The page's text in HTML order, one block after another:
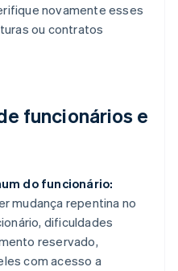
novamente esses
ou contratos
funcionários e
do funcionário:
mudança repentina no
dificuldades
reservado,
com acesso a